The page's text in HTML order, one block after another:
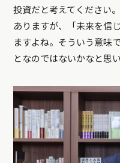
投資だと考えてください
ありますが、「未来を信
ますよね。そういう意味
となのではないかなと思い